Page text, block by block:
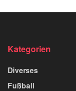
Kategorien
Diverses
Fußball